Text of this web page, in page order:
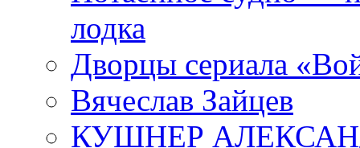
лодка
Дворцы сериала
Вячеслав Зайцев
КУШНЕР